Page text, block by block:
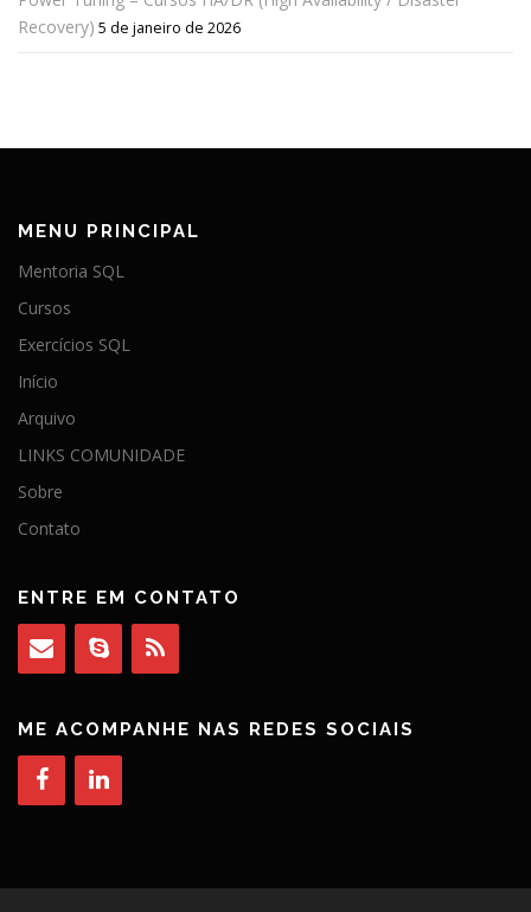
Recovery) 5 de janeiro de 2026
MENU PRINCIPAL
Mentoria SQL
Cursos
Exercícios SQL
Início
Arquivo
LINKS COMUNIDADE
Sobre
Contato
ENTRE EM CONTATO
ME ACOMPANHE NAS REDES SOCIAIS